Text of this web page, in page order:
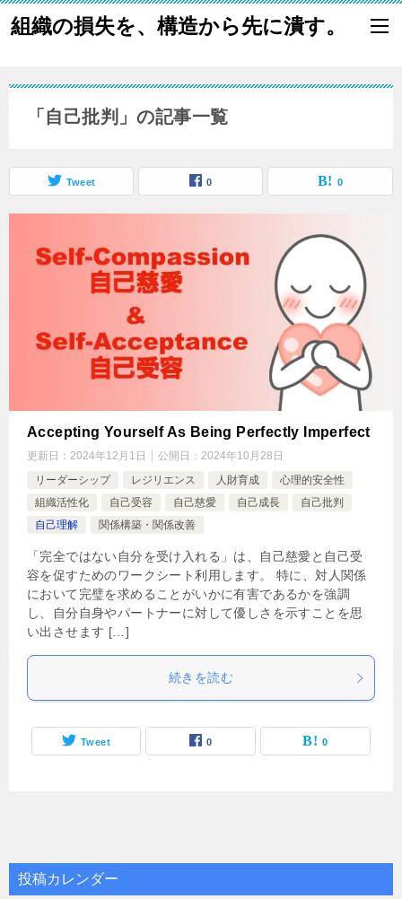
組織の損失を、構造から先に潰す。
「自己批判」の記事一覧
Tweet 0 0
Accepting Yourself As Being Perfectly Imperfect
更新日： 2024年12月1日 公開日： 2024年10月28日
リーダーシップ
レジリエンス 人財育成
心理的安全性
組織活性化
自己受容 自己慈愛 自己成長
自己批判
自己理解
関係構築・関係改善
「完全ではない自分を受け入れる」は、自己慈愛と自己受
容を促すためのワークシート利用します。 特に、対人関係
において完璧を求めることがいかに有害であるかを強調
し、自分自身やパートナーに対して優しさを示すことを思
い出させます […]
続きを読む
Tweet 0 0
投稿カレンダー